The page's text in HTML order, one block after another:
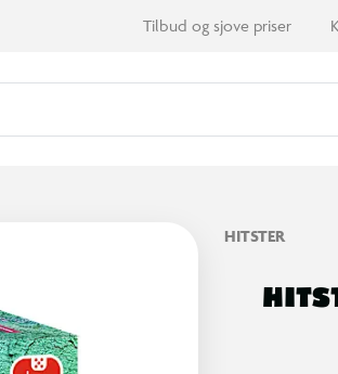
Tilbud og sjove priser
HITSTER